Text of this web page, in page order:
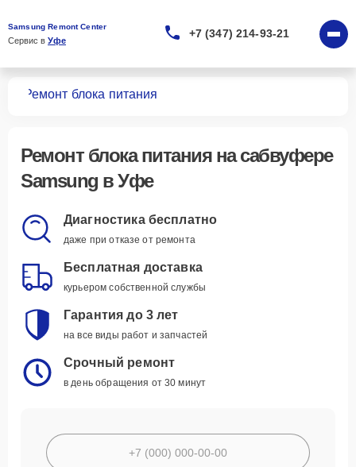
Samsung Remont Center
Сервис в Уфе
+7 (347) 214-93-21
Ремонт блока питания
Ремонт блока питанияна сабвуфере
Samsung в Уфе
Диагностика бесплатно
даже при отказе от ремонта
Бесплатная доставка
курьером собственной службы
Гарантия до 3 лет
на все виды работ и запчастей
Срочный ремонт
в день обращения от 30 минут